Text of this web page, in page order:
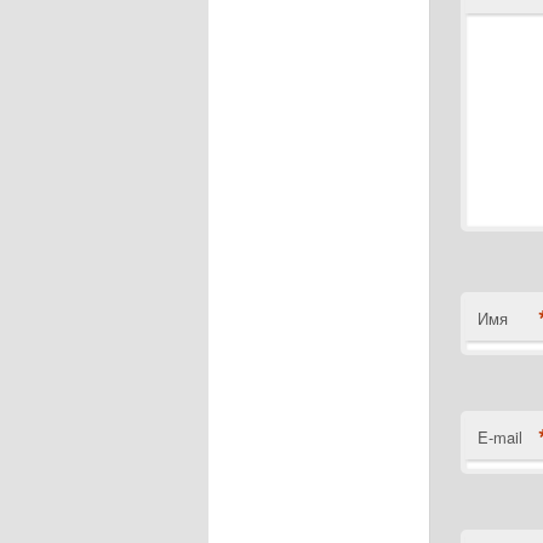
Имя
E-mail